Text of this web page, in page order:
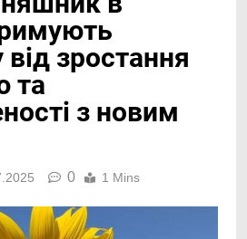
зростання
та
з новим
0 1 Mins